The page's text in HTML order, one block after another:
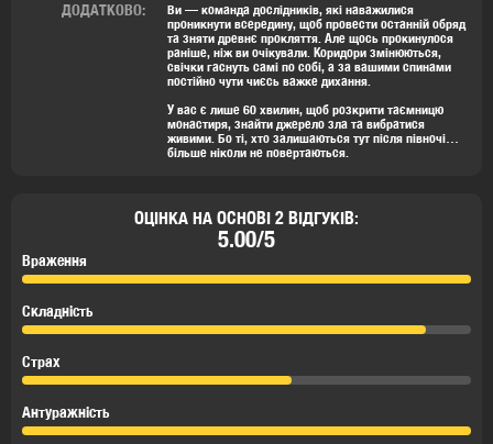
ОЦІНКА НА ОСНОВІ 2 ВІДГУКІВ:
5.00/5
Враження
Складність
Страх
Антуражність
ДОДАТКОВО:
Ви — команда дослідників, які наважилися
проникнути всередину, щоб провести останній обряд
та зняти древнє прокляття. Але щось прокинулося
раніше, ніж ви очікували. Коридори змінюються,
свічки гаснуть самі по собі, а за вашими спинами
постійно чути чиєсь важке дихання.
У вас є лише 60 хвилин, щоб розкрити таємницю
монастиря, знайти джерело зла та вибратися
живими. Бо ті, хто залишаються тут після півночі…
більше ніколи не повертаються.